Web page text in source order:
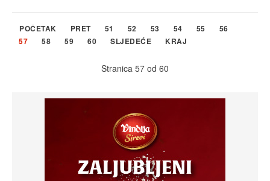
POČETAK PRET 51 52 53 54 55
56
57
58 59 60 SLJEDEĆE KRAJ
Stranica 57 od 60